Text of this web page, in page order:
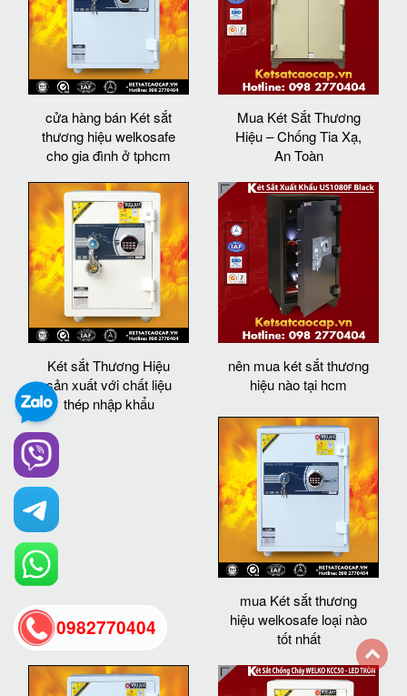
cửa hàng bán Két sắt
thương hiệu welkosafe
cho gia đình ở tphcm
Mua Két Sắt Thương
Hiệu – Chống Tia Xạ,
An Toàn
Két sắt Thương Hiệu
sản xuất với chất liệu
thép nhập khẩu
nên mua két sắt thương
hiệu nào tại hcm
mua Két sắt thương
hiệu welkosafe loại nào
tốt nhất
0982770404